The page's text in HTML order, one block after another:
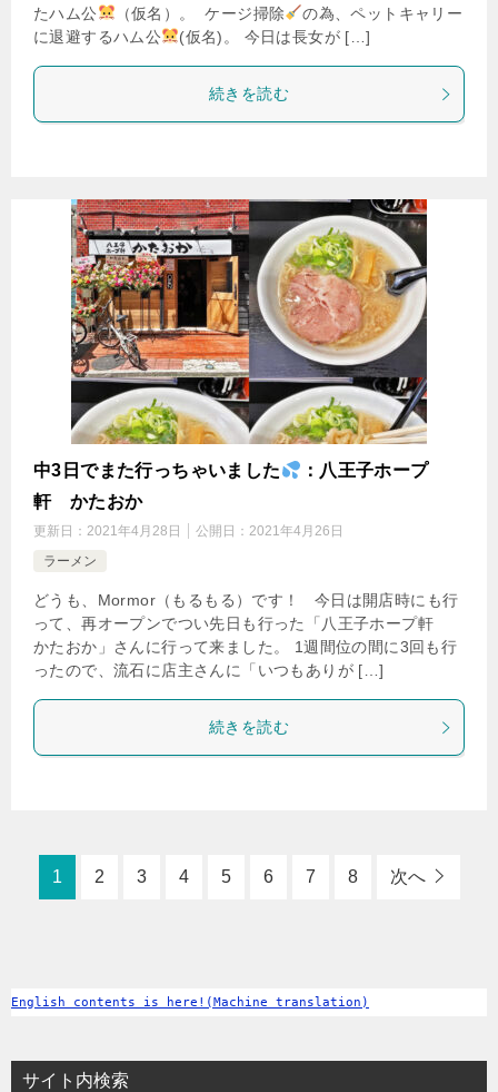
たハム公
（仮名）。 ケージ掃除
の為、ペットキャリー
に退避するハム公
(仮名)。 今日は長女が […]
続きを読む
中3日でまた行っちゃいました
：八王子ホープ
軒 かたおか
更新日： 2021年4月28日 公開日： 2021年4月26日
ラーメン
どうも、Mormor（もるもる）です！ 今日は開店時にも行
って、再オープンでつい先日も行った「八王子ホープ軒
かたおか」さんに行って来ました。 1週間位の間に3回も行
ったので、流石に店主さんに「いつもありが […]
続きを読む
1 2 3 4 5 6 7 8 次へ
English contents is here!(Machine translation)
サイト内検索